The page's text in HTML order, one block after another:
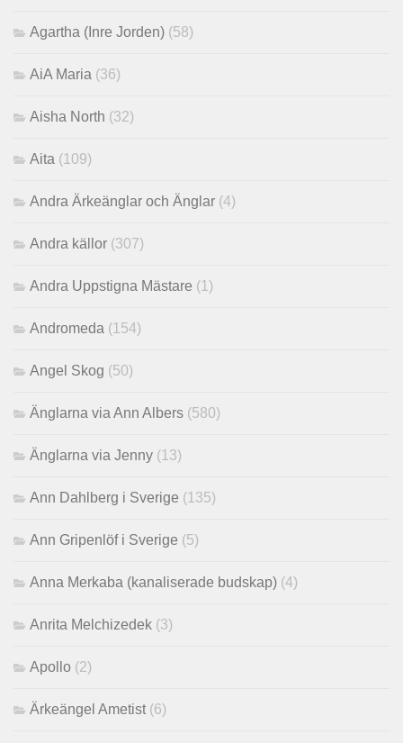
Agartha (Inre Jorden) (58)
AiA Maria (36)
Aisha North (32)
Aita (109)
Andra Ärkeänglar och Änglar (4)
Andra källor (307)
Andra Uppstigna Mästare (1)
Andromeda (154)
Angel Skog (50)
Änglarna via Ann Albers (580)
Änglarna via Jenny (13)
Ann Dahlberg i Sverige (135)
Ann Gripenlöf i Sverige (5)
Anna Merkaba (kanaliserade budskap) (4)
Anrita Melchizedek (3)
Apollo (2)
Ärkeängel Ametist (6)